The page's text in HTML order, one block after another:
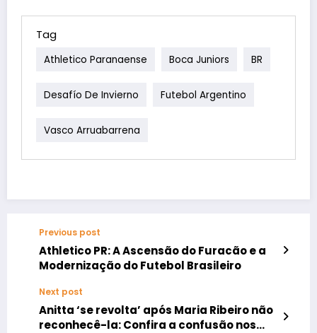
Tag
Athletico Paranaense Boca Juniors BR
Desafío De Invierno Futebol Argentino
Vasco Arruabarrena
Previous post
Athletico PR: A Ascensão do Furacão e a
Modernização do Futebol Brasileiro
Next post
Anitta ‘se revolta’ após Maria Ribeiro não
reconhecê-la: Confira a confusão nos